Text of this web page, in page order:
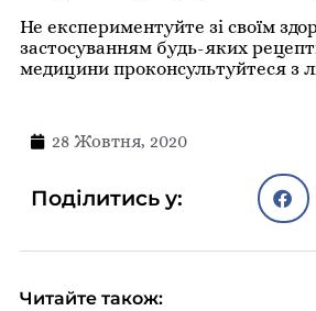
Не експериментуйте зі своїм
застосуванням будь-яких
медицини проконсультуйтеся з
28 Жовтня, 2020
Поділитись у:
Читайте також: